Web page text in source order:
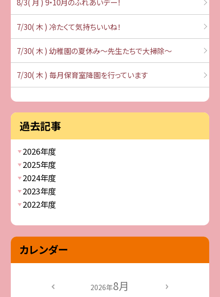
7/30( 木 ) 冷たくて気持ちいいね！
7/30( 木 ) 幼稚園の夏休み～先生たちで大掃除～
7/30( 木 ) 毎月保育室降園を行っています
過去記事
2026年度
2025年度
2024年度
2023年度
2022年度
カレンダー
2026年8月